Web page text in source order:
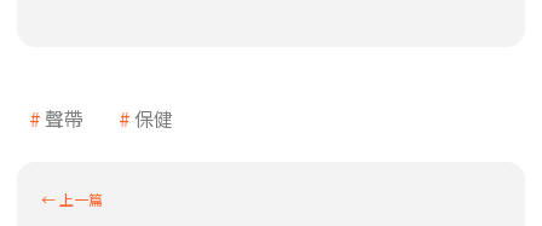
聲帶 保健